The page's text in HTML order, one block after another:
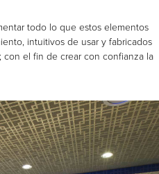
todo lo que estos elementos
intuitivos de usar y fabricados
el fin de crear con confianza la